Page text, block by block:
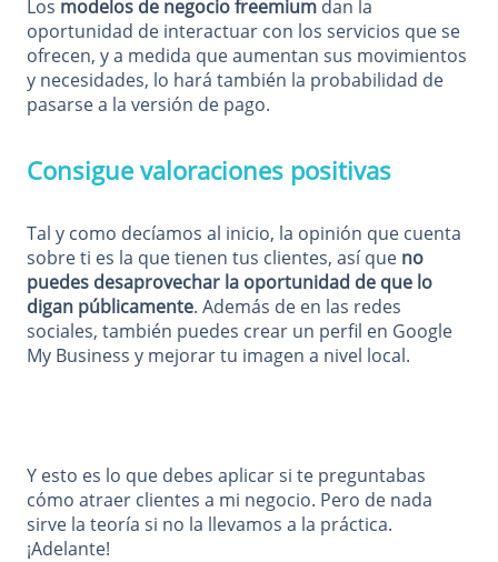
Los modelos de negocio freemium dan la
oportunidad de interactuar con los servicios que se
ofrecen, y a medida que aumentan sus movimientos
y necesidades, lo hará también la probabilidad de
pasarse a la versión de pago.
Consigue valoraciones positivas
Tal y como decíamos al inicio, la opinión que cuenta
sobre ti es la que tienen tus clientes, así que no
puedes desaprovechar la oportunidad de que lo
digan públicamente. Además de en las redes
sociales, también puedes crear un perfil en Google
My Business y mejorar tu imagen a nivel local.
Y esto es lo que debes aplicar si te preguntabas
cómo atraer clientes a mi negocio. Pero de nada
sirve la teoría si no la llevamos a la práctica.
¡Adelante!